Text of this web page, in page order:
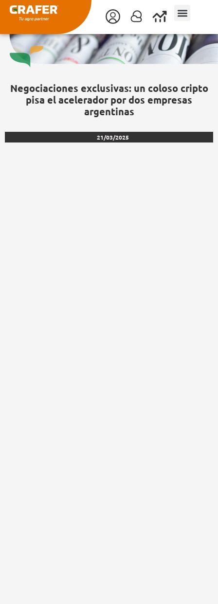
contenido
Negociaciones exclusivas: un coloso cripto
pisa el acelerador por dos empresas
argentinas
21/03/2025